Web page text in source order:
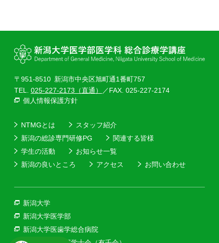
〒951-8510 新潟市中央区旭町通1番町757
TEL. 025-227-2173（直通）
／FAX. 025-227-2174
個人情報保護方針
NTMGとは
スタッフ紹介
新潟の総診専門研修PG
関連する皆様
学生の活動
お知らせ一覧
新潟の良いところ
アクセス お問い合わせ
新潟大学
新潟大学医学部
新潟大学医歯学総合病院